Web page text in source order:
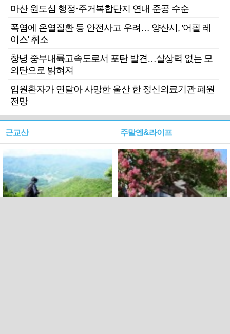
마산 원도심 행정·주거복합단지 연내 준공 수순
폭염에 온열질환 등 안전사고 우려… 양산시, '어필 레
이스' 취소
창녕 중부내륙고속도로서 포탄 발견…살상력 없는 모
의탄으로 밝혀져
입원환자가 연달아 사망한 울산 한 정신의료기관 폐원
전망
근교산 주말엔&라이프